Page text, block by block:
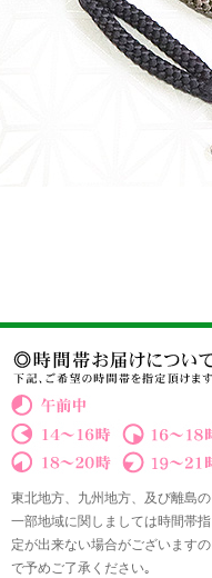
東北地方、九州地方、及び離島の
一部地域に関しましては時間帯指
定が出来ない場合がございますの
で予めご了承ください｡